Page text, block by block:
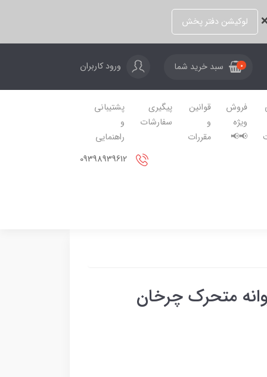
لوکیشن دفتر پخش
0 سبد خرید شما ورود کاربران
فروش
ویژه
📢📢
قوانین
و
مقررات
پیگیری
سفارشات
پشتیبانی
و
راهنمایی
متحرک چرخان